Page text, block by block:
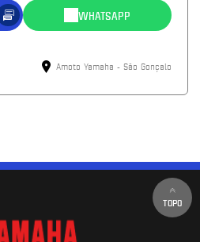
WHATSAPP
Amoto Yamaha - São Gonçalo
TOPO